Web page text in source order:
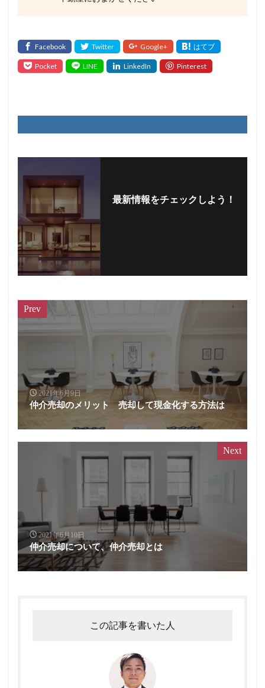
最新情報をチェックしよう！
Prev
2021年6月9日
仲介売却のメリット 売却して現金化する方法は
Next
2021年6月10日
仲介売却について、仲介売却とは
この記事を書いた人